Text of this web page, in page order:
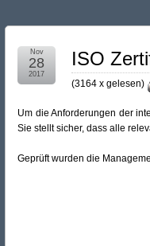
ISO
(3164 x gelesen)
Nov
28
2017
Um die Anforderungen der
Sie stellt sicher, dass alle
Geprüft wurden die